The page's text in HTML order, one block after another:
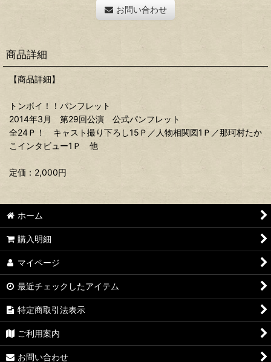
お問い合わせ
商品詳細
【商品詳細】
トンボイ！！パンフレット
2014年3月 第29回公演 公式パンフレット
全24Ｐ！ キャスト撮り下ろし15Ｐ／人物相関図1Ｐ／那珂村たか
こインタビュー1Ｐ 他
定価：2,000円
ホーム
購入明細
マイページ
最近チェックしたアイテム
特定商取引法表示
ご利用案内
お問い合わせ